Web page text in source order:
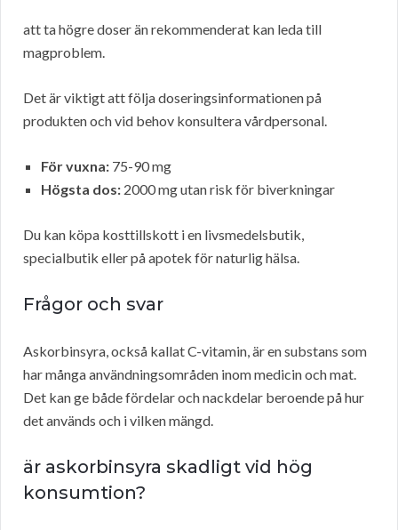
att ta högre doser än rekommenderat kan leda till
magproblem.
Det är viktigt att följa doseringsinformationen på
produkten och vid behov konsultera vårdpersonal.
För vuxna: 75-90 mg
Högsta dos: 2000 mg utan risk för biverkningar
Du kan köpa kosttillskott i en livsmedelsbutik,
specialbutik eller på apotek för naturlig hälsa.
Frågor och svar
Askorbinsyra, också kallat C-vitamin, är en substans som
har många användningsområden inom medicin och mat.
Det kan ge både fördelar och nackdelar beroende på hur
det används och i vilken mängd.
är askorbinsyra skadligt vid hög
konsumtion?